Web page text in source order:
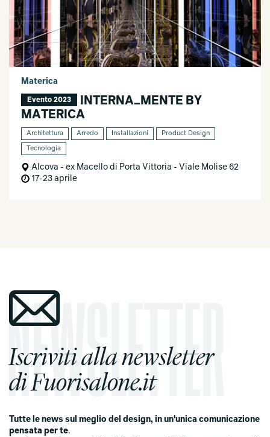
Materica
Evento 2023
INTERNA_MENTE BY
MATERICA
Architettura Arredo Installazioni Product Design
Tecnologia
Alcova - ex Macello di Porta Vittoria - Viale Molise 62
17-23 aprile
Iscriviti alla newsletter
di Fuorisalone.it
Tutte le news sul meglio del design, in un'unica comunicazione
pensata per te.